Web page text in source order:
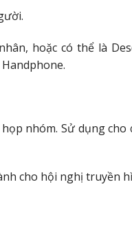
hoặc có thể là
nhóm. Sử dụng cho
cho hội nghị truyền